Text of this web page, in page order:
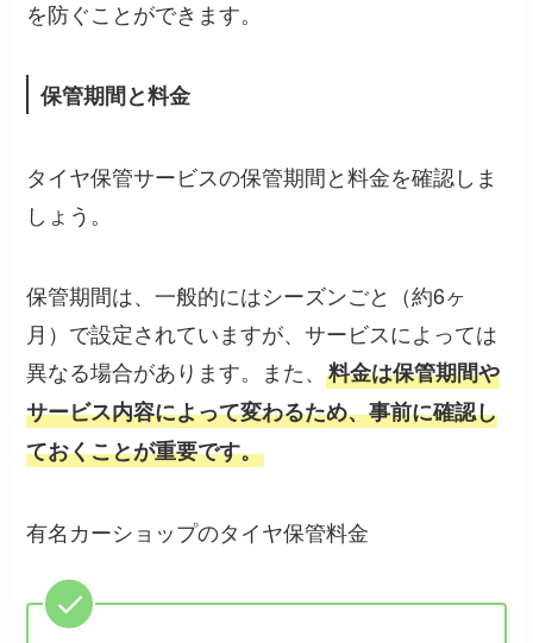
を防ぐことができます。
保管期間と料金
タイヤ保管サービスの保管期間と料金を確認しま
しょう。
保管期間は、一般的にはシーズンごと（約6ヶ
月）で設定されていますが、サービスによっては
異なる場合があります。また、料金は保管期間や
サービス内容によって変わるため、事前に確認し
ておくことが重要です。
有名カーショップのタイヤ保管料金